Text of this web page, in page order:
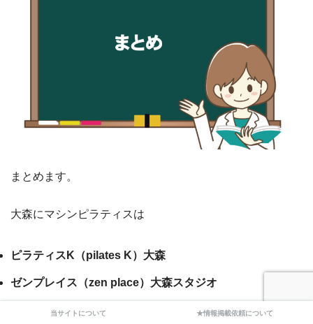
まとめます。
大森にマシンピラティスは
ピラティスK（pilates K）大森
ゼンプレイス（zen place）大森スタジオ
ピラティスミラー(Pilates Mirror)大森
当サイトについて ★情報掲載依頼について